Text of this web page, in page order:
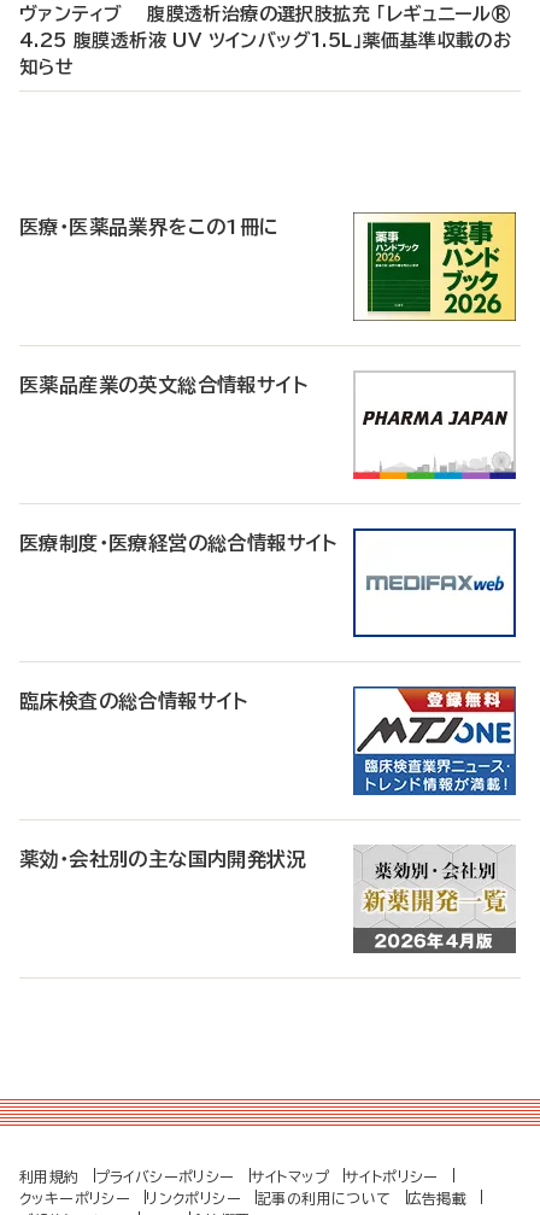
ヴァンティブ 腹膜透析治療の選択肢拡充 「レギュニール®
4.25 腹膜透析液 UV ツインバッグ1.5L」薬価基準収載のお
知らせ
医療・医薬品業界をこの1冊に
医薬品産業の英文総合情報サイト
医療制度・医療経営の総合情報サイト
臨床検査の総合情報サイト
薬効・会社別の主な国内開発状況
利用規約 プライバシーポリシー サイトマップ
サイトポリシー
クッキーポリシー
リンクポリシー 記事の利用について
広告掲載